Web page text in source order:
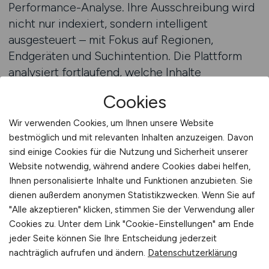
Performance-Analyse. Ihre Ausschreibung wird
nicht nur indexiert, sondern intelligent
ausgesteuert – mit Fokus auf Regionen,
Endgeräten und Suchintention. Die Plattform
analysiert fortlaufend, welche Inhalte
aktiv sind und wie sich die Sichtbarkeit im
Zeitverlauf entwickelt. Dadurch entsteht ein
Steuerungskonzept, das nicht nur Personal
generiert, sondern Planungssicherheit gibt. Für
Krankenhäuser mit OP-Schwerpunkt,
interdisziplinäre Versorgungszentren oder
Privatkliniken mit Intensivstruktur bietet
MEDIZIN.JOBS eine solide Basis für
nachhaltiges, datenbasiertes Recruiting.
Cookies
Wir verwenden Cookies, um Ihnen unsere Website
bestmöglich und mit relevanten Inhalten anzuzeigen. Davon
sind einige Cookies für die Nutzung und Sicherheit unserer
Website notwendig, während andere Cookies dabei helfen,
Ihnen personalisierte Inhalte und Funktionen anzubieten. Sie
dienen außerdem anonymen Statistikzwecken. Wenn Sie auf
"Alle akzeptieren" klicken, stimmen Sie der Verwendung aller
Cookies zu. Unter dem Link "Cookie-Einstellungen" am Ende
jeder Seite können Sie Ihre Entscheidung jederzeit
nachträglich aufrufen und ändern. Datenschutzerklärung